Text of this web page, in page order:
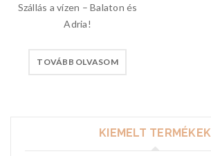
Szállás a vízen – Balaton és
Adria!
TOVÁBB OLVASOM
KIEMELT TERMÉKEK